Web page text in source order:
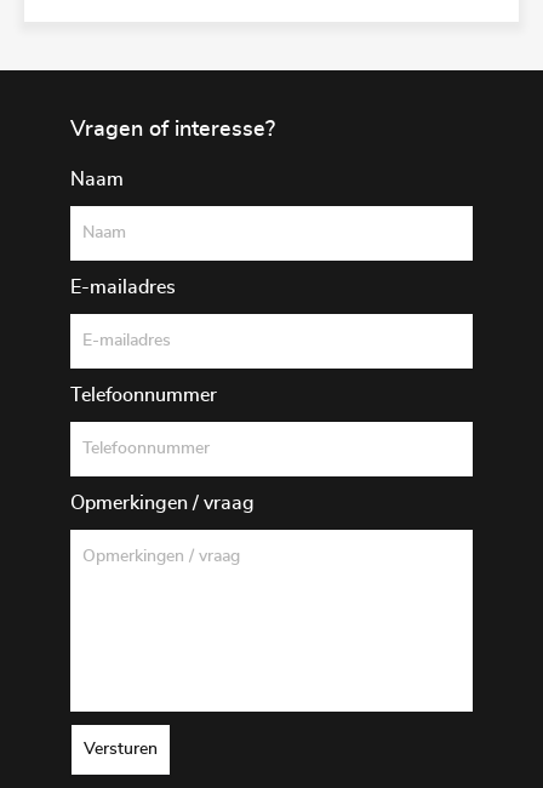
Vragen of interesse?
Naam
E-mailadres
Telefoonnummer
Opmerkingen / vraag
Versturen